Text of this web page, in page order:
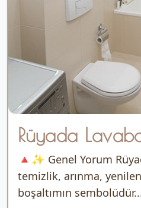
Rüyada
🔺✨ Genel Yorum
temizlik, arınma,
boşaltımın